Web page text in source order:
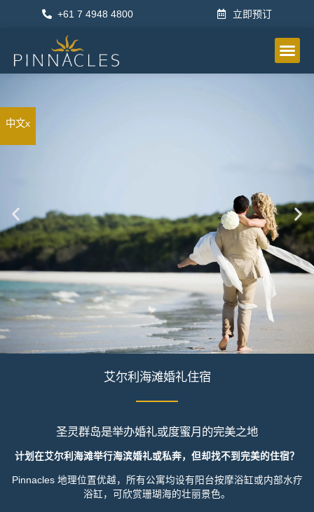
+61 7 4948 4800 立即预订
中文x
艾尔利海滩婚礼住宿
圣灵群岛是举办婚礼或度蜜月的完美之地
计划在艾尔利海滩举行海滨婚礼或私奔，但却找不到完美的住宿？
Pinnacles 地理位置优越，所有公寓均设有阳台按摩浴缸或内部水疗
浴缸，可欣赏珊瑚海的壮丽景色。